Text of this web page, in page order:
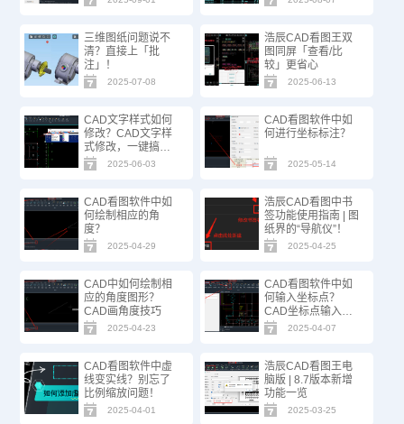
三维图纸问题说不
清？直接上「批
注」！
2025-07-08
浩辰CAD看图王双
图同屏「查看/比
较」更省心
2025-06-13
CAD文字样式如何
修改？CAD文字样
式修改，一键搞
定！
2025-06-03
CAD看图软件中如
何进行坐标标注？
2025-05-14
CAD看图软件中如
何绘制相应的角
度？
2025-04-29
浩辰CAD看图中书
签功能使用指南 | 图
纸界的“导航仪”！
2025-04-25
CAD中如何绘制相
应的角度图形？
CAD画角度技巧
2025-04-23
CAD看图软件中如
何输入坐标点？
CAD坐标点输入技
巧
2025-04-07
CAD看图软件中虚
线变实线？别忘了
比例缩放问题！
2025-04-01
浩辰CAD看图王电
脑版 | 8.7版本新增
功能一览
2025-03-25